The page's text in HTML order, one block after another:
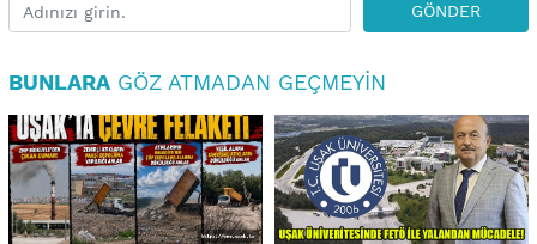
GÖNDER
BUNLARA GÖZ ATMADAN GEÇMEYIN